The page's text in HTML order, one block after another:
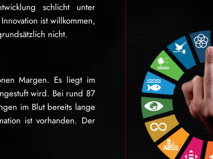
schlicht unter
ist willkommen,
nicht.
Margen. Es liegt im
wird. Bei rund 87
im Blut bereits lange
ist vorhanden. Der